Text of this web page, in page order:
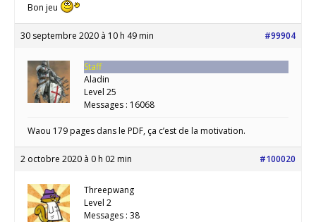
Bon jeu
30 septembre 2020 à 10 h 49 min #99904
Staff
Aladin
Level 25
Messages : 16068
Waou 179 pages dans le PDF, ça c’est de la motivation.
2 octobre 2020 à 0 h 02 min #100020
Threepwang
Level 2
Messages : 38